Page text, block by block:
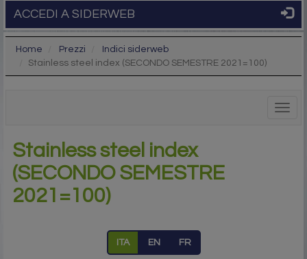
ACCEDI A SIDERWEB
Home Prezzi
Indici siderweb
Stainless steel index (SECONDO SEMESTRE 2021=100)
Stainless steel index
(SECONDO SEMESTRE
2021=100)
ITA EN FR